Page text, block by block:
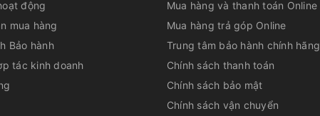
ở vị trí xa nhất trong căn phòng đều tận
mới nhất
nói riêng tiên phong trong sử dụng
làm lạnh cao hơn & thân thiện hơn với môi
động
mua hàng
Bảo hành
tác kinh doanh
Mua hàng và thanh toán Online
Mua hàng trả góp Online
Trung tâm bảo hành chính hãng
Chính sách thanh toán
Chính sách bảo mật
Chính sách vận chuyển